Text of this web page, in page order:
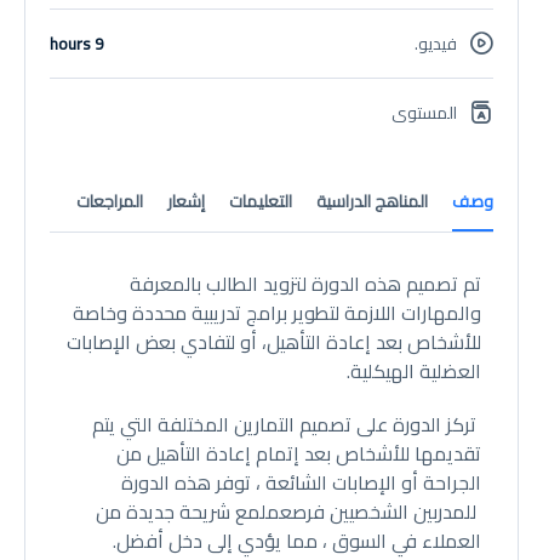
وصف المناهج الدراسية التعليمات إشعار المراجعات
تم تصميم هذه الدورة لتزويد الطالب بالمعرفة
والمهارات اللازمة لتطوير برامج تدريبية محددة وخاصة
للأشخاص بعد إعادة التأهيل، أو لتفادي بعض الإصابات
العضلية الهيكلية.
تركز الدورة على تصميم التمارين المختلفة التي يتم
تقديمها للأشخاص بعد إتمام إعادة التأهيل من
الجراحة أو الإصابات الشائعة ، توفر هذه الدورة
للمدربين الشخصيين فرصعملمع شريحة جديدة من
العملاء في السوق ، مما يؤدي إلى دخل أفضل.
فيديو. 9 hours
المستوى